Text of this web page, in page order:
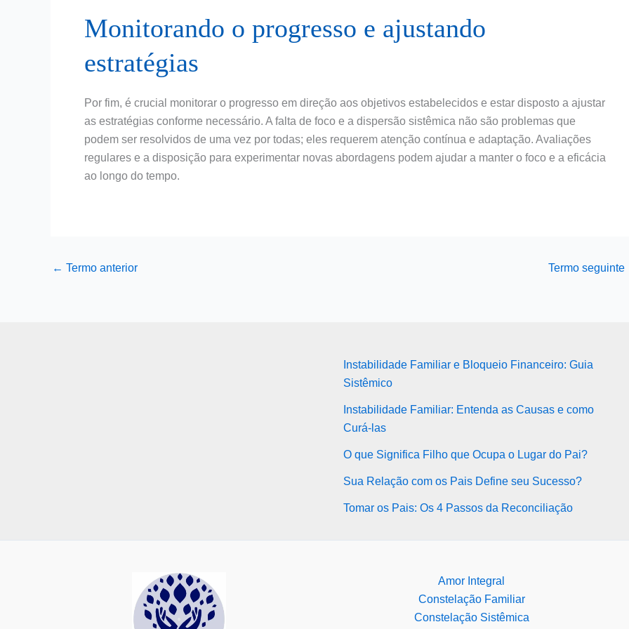
Monitorando o progresso e ajustando
estratégias
Por fim, é crucial monitorar o progresso em direção aos objetivos estabelecidos e estar disposto a ajustar
as estratégias conforme necessário. A falta de foco e a dispersão sistêmica não são problemas que
podem ser resolvidos de uma vez por todas; eles requerem atenção contínua e adaptação. Avaliações
regulares e a disposição para experimentar novas abordagens podem ajudar a manter o foco e a eficácia
ao longo do tempo.
← Termo anterior Termo seguinte
Instabilidade Familiar e Bloqueio Financeiro: Guia
Sistêmico
Instabilidade Familiar: Entenda as Causas e como
Curá-las
O que Significa Filho que Ocupa o Lugar do Pai?
Sua Relação com os Pais Define seu Sucesso?
Tomar os Pais: Os 4 Passos da Reconciliação
Amor Integral
Constelação Familiar
Constelação Sistêmica